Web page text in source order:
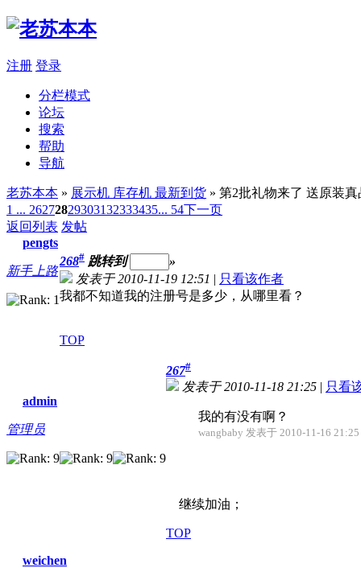
注册 登录
分栏模式
论坛
搜索
帮助
导航
老苏本本 » 展示机 库存机 最新到货 » 第2批礼物来了 送原装
1 ... 26272829303132333435... 54下一页
返回列表 发帖
pengts
新手上路
268# 跳转到
»
发表于 2010-11-19 12:51 | 只看该作者
我都不知道我的注册号是多少，从哪里看？
TOP
admin
管理员
267#
发表于 2010-11-18 21:25 | 只看
我的有没有啊？
wangbaby 发表于 2010-11-16 21:25
继续加油；
TOP
weichen